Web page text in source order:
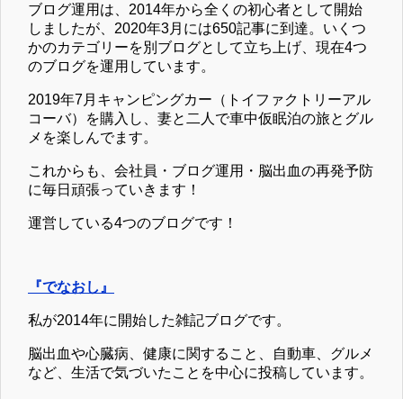
ブログ運用は、2014年から全くの初心者として開始
しましたが、2020年3月には650記事に到達。いくつ
かのカテゴリーを別ブログとして立ち上げ、現在4つ
のブログを運用しています。
2019年7月キャンピングカー（トイファクトリーアル
コーバ）を購入し、妻と二人で車中仮眠泊の旅とグル
メを楽しんでます。
これからも、会社員・ブログ運用・脳出血の再発予防
に毎日頑張っていきます！
運営している4つのブログです！
『でなおし』
私が2014年に開始した雑記ブログです。
脳出血や心臓病、健康に関すること、自動車、グルメ
など、生活で気づいたことを中心に投稿しています。